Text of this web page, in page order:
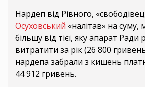
Нардеп від Рівного,
Осуховський «налітав» на суму,
більшу від тієї, яку апарат
витратити за рік (26 800
нардепа забрали з кишень
44 912 гривень.